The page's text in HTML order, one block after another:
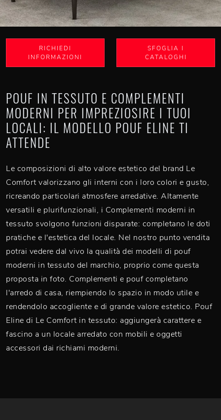
RICHIEDI
INFORMAZIONI
SFOGLIA I
CATALOGHI
POUF IN TESSUTO E COMPLEMENTI
MODERNI PER IMPREZIOSIRE I TUOI
LOCALI: IL MODELLO POUF ELINE TI
ATTENDE
Le composizioni di alto valore estetico del brand Le
Comfort valorizzano gli interni con i loro colori e gusto,
ricreando particolari atmosfere arredative. Altamente
versatili e plurifunzionali, i Complementi moderni in
tessuto svolgono funzioni disparate: completano le doti
pratiche e l'estetica del locale. Nel nostro punto vendita
potrai vedere dal vivo la qualità dei modelli di pouf
moderni in tessuto del marchio, proprio come questa
proposta in foto. Complementi e pouf completano
l'arredo di casa, riempiendo lo spazio in modo utile e
rendendolo accogliente e di grande valore estetico. Pouf
Eline di Le Comfort in tessuto: aggiungerà carattere e
fascino a un locale arredato con mobili e oggetti
accessori dai richiami moderni.